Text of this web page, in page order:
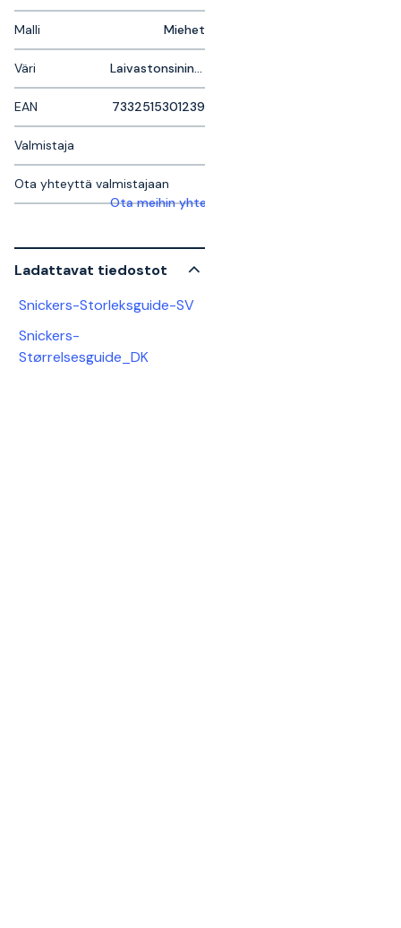
Malli Miehet
Väri Laivastonsininen, Sininen
EAN 7332515301239
Valmistaja
Ota yhteyttä valmistajaan
Ota meihin yhteyttä saadaksesi lisätietoja
Ladattavat tiedostot
Snickers-Storleksguide-SV
Snickers-
Størrelsesguide_DK